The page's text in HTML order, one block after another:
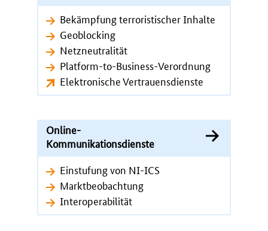
Bekämpfung terroristischer Inhalte
Geoblocking
Netzneutralität
Platform-to-Business-Verordnung
Elektronische Vertrauensdienste
Online-
Kommunikationsdienste
Einstufung von NI-ICS
Marktbeobachtung
Interoperabilität